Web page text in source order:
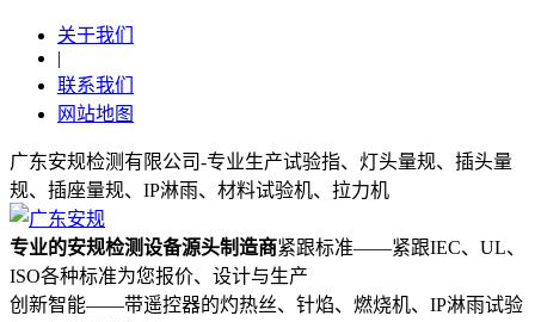
关于我们
|
联系我们
网站地图
广东安规检测有限公司-专业生产试验指、灯头量规、插头量
规、插座量规、IP淋雨、材料试验机、拉力机
专业的安规检测设备源头制造商紧跟标准——紧跟IEC、UL、
ISO各种标准为您报价、设计与生产
创新智能——带遥控器的灼热丝、针焰、燃烧机、IP淋雨试验